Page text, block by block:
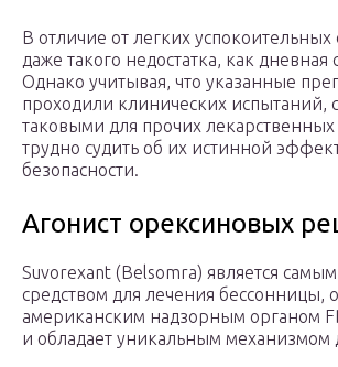
В отличие от легких
даже такого недостатка, как дневная
Однако учитывая, что указанные
проходили клинических испытаний,
таковыми для прочих лекарственных
трудно судить об их истинной
безопасности.
Агонист орексиновых
Suvorexant (Belsomra) является
средством для лечения бессонницы,
американским надзорным органом
и обладает уникальным механизмом